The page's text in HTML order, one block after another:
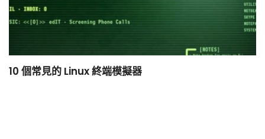
10 個常見的 Linux 終端模擬器